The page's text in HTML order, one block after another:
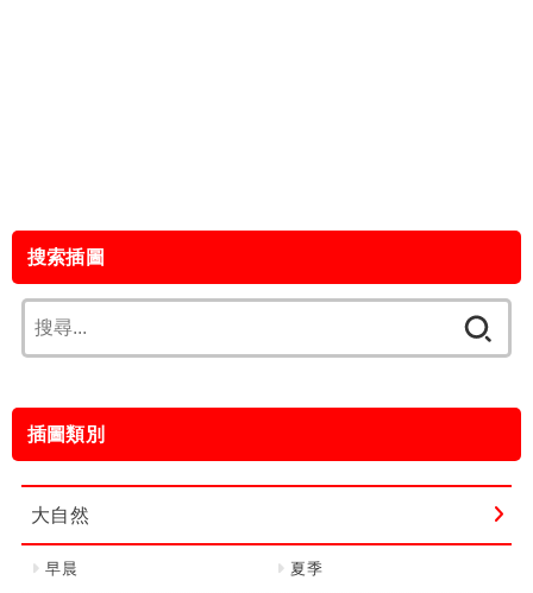
搜索插圖
尋
字:
插圖類別
大自然
早晨 夏季